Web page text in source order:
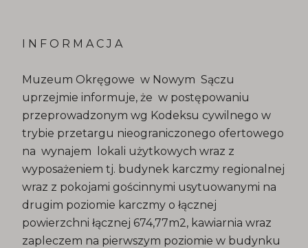
I N F O R M A C J A
Muzeum Okręgowe w Nowym Sączu
uprzejmie informuje, że w postępowaniu
przeprowadzonym wg Kodeksu cywilnego w
trybie przetargu nieograniczonego ofertowego
na wynajem lokali użytkowych wraz z
wyposażeniem tj. budynek karczmy regionalnej
wraz z pokojami gościnnymi usytuowanymi na
drugim poziomie karczmy o łącznej
powierzchni łącznej 674,77m2, kawiarnia wraz
zapleczem na pierwszym poziomie w budynku